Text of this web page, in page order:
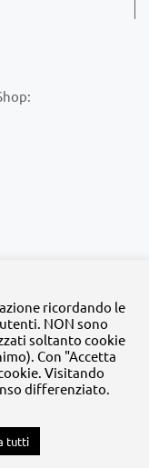
| MyFpm è un
Magnani
YouTube
ricordando le
NON sono
soltanto cookie
Con "Accetta
Visitando
differenziato.
tutti